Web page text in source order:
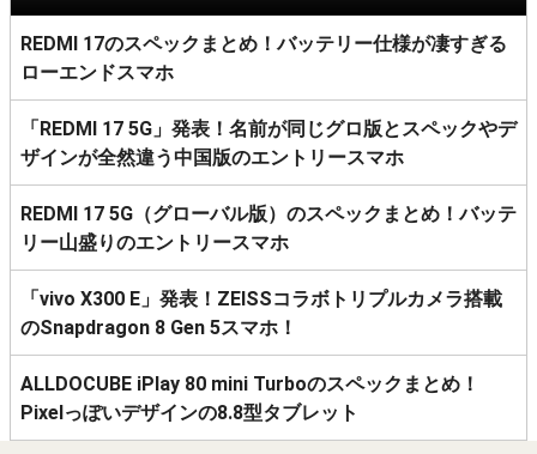
REDMI 17のスペックまとめ！バッテリー仕様が凄すぎる
ローエンドスマホ
「REDMI 17 5G」発表！名前が同じグロ版とスペックやデ
ザインが全然違う中国版のエントリースマホ
REDMI 17 5G（グローバル版）のスペックまとめ！バッテ
リー山盛りのエントリースマホ
「vivo X300 E」発表！ZEISSコラボトリプルカメラ搭載
のSnapdragon 8 Gen 5スマホ！
ALLDOCUBE iPlay 80 mini Turboのスペックまとめ！
Pixelっぽいデザインの8.8型タブレット